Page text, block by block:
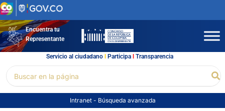
Ir
al
contenidoEncuentra tu
Representante
Servicio al ciudadano l Participal Transparencia
por:
Intranet - Búsqueda avanzada